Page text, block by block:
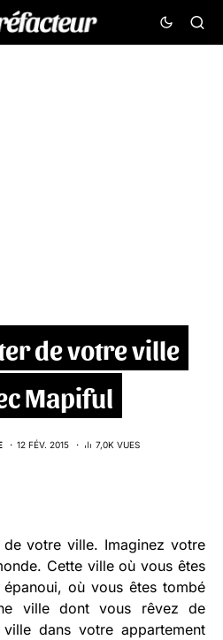
de votre ville
Mapiful
12 FÉV. 2015
7,0K VUES
de votre ville. Imaginez votre
. Cette ville où vous êtes
où vous êtes tombé
ville dont vous rêvez de
dans votre appartement